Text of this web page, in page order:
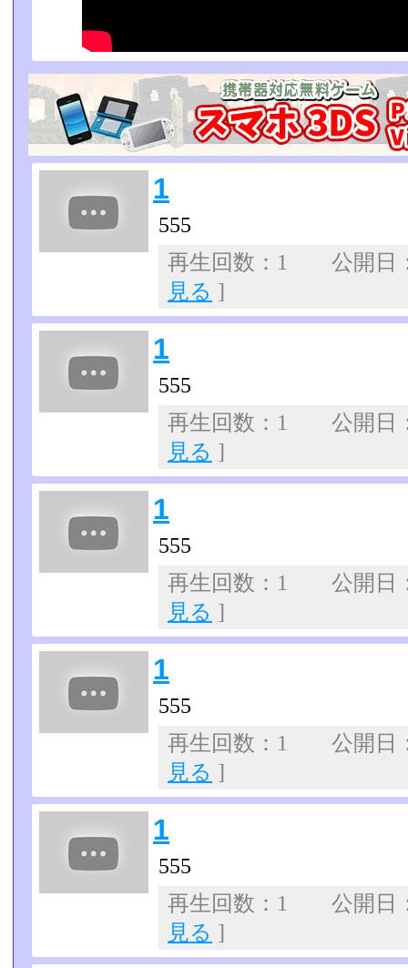
1
555
再生回数：1 公開
見る ]
1
555
再生回数：1 公開
見る ]
1
555
再生回数：1 公開
見る ]
1
555
再生回数：1 公開
見る ]
1
555
再生回数：1 公開
見る ]